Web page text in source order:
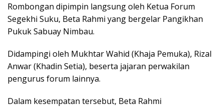
Rombongan dipimpin langsung oleh Ketua Forum
Segekhi Suku, Beta Rahmi yang bergelar Pangikhan
Pukuk Sabuay Nimbau.
Didampingi oleh Mukhtar Wahid (Khaja Pemuka), Rizal
Anwar (Khadin Setia), beserta jajaran perwakilan
pengurus forum lainnya.
Dalam kesempatan tersebut, Beta Rahmi